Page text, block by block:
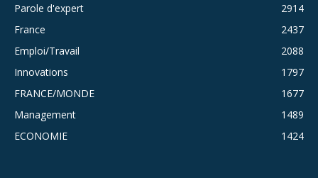
Parole d'expert
2914
France
2437
Emploi/Travail
2088
Innovations
1797
FRANCE/MONDE
1677
Management
1489
ECONOMIE
1424